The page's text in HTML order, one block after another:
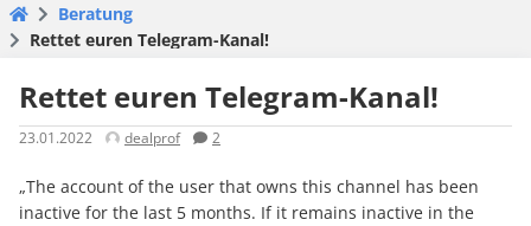
Beratung
Rettet euren Telegram-Kanal!
Rettet euren Telegram-Kanal!
23.01.2022 dealprof 2
„The account of the user that owns this channel has been
inactive for the last 5 months. If it remains inactive in the